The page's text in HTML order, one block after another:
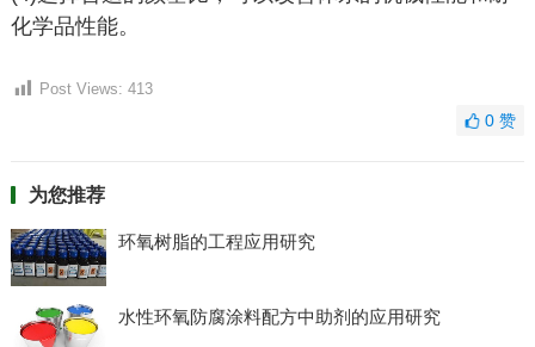
化学品性能。
Post Views: 413
0赞
为您推荐
环氧树脂的工程应用研究
水性环氧防腐涂料配方中助剂的应用研究